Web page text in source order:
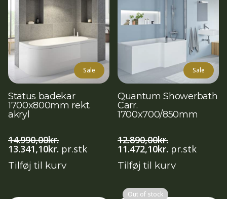
Sale
Status badekar
1700x800mm rekt.
akryl
14.990,00kr.
Den
oprindelige
pris
13.341,10kr. Den
aktuelle
pris
pr.stk
Tilføj til kurv
Sale
Quantum Showerbath
Carr.
1700x700/850mm
12.890,00kr.
Den
oprindelige
pris
11.472,10kr. Den
aktuelle
pris
pr.stk
Tilføj til kurv
Out of stock